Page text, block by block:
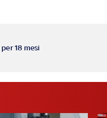
18 mesi